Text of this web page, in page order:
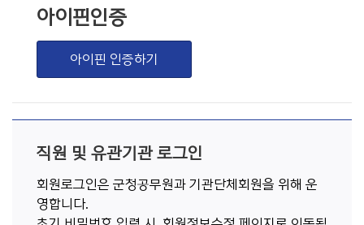
아이핀인증
아이핀 인증하기
직원 및 유관기관 로그인
회원로그인은 군청공무원과 기관단체회원을 위해 운
영합니다.